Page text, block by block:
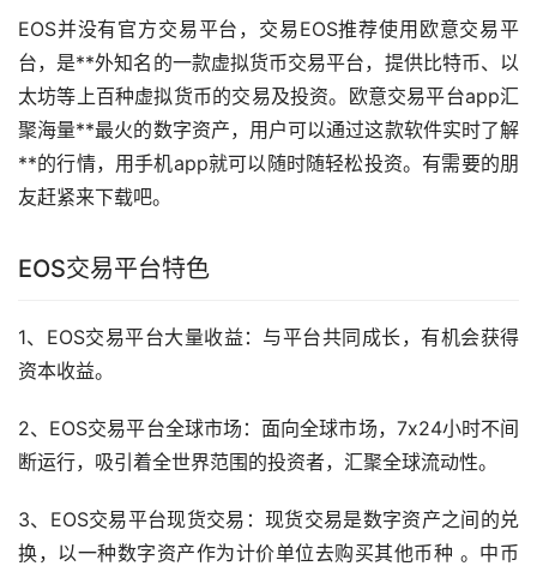
EOS并没有官方交易平台，交易EOS推荐使用欧意交易平
台，是**外知名的一款虚拟货币交易平台，提供比特币、 以
太坊等上百种虚拟货币的交易及投资。欧意交易平台app汇
聚海量**最火的数字资产，用户可以通过这款软件实时了解
**的行情，用手机app就可以随时随轻松投资。有需要的朋
友赶紧来下载吧。
EOS交易平台特色
1、EOS交易平台大量收益：与平台共同成长，有机会获得
资本收益。
2、EOS交易平台全球市场 ：面向全球市场，7x24小时不间
断运行，吸引着全世界范围的投资者，汇聚全球流动性。
3、EOS交易平台现货交易：现货交易是数字资产之间的兑
换，以一种数字资产作为计价单位去购买其他币种 。中币